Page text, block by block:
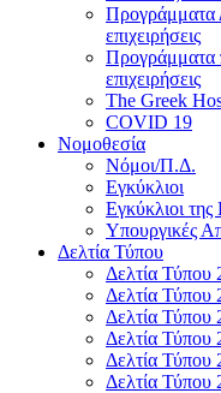
Προγράμματα
επιχειρήσεις
Προγράμματα
επιχειρήσεις
The Greek
COVID 19
Νομοθεσία
Νόμοι/Π.Δ.
Εγκύκλιοι
Εγκύκλιοι
Υπουργικές
Δελτία Τύπου
Δελτία Τύπου
Δελτία Τύπου
Δελτία Τύπου
Δελτία Τύπου
Δελτία Τύπου
Δελτία Τύπου